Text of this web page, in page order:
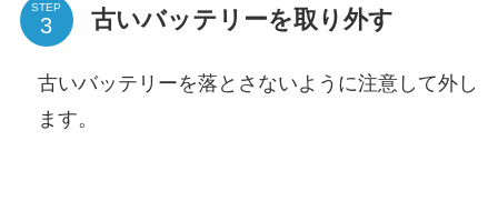
STEP 古いバッテリーを取り外す
古いバッテリーを落とさないように注意して外し
ます。